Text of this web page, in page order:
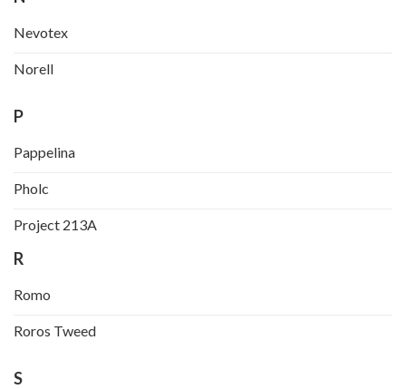
Nevotex
Norell
P
Pappelina
Pholc
Project 213A
R
Romo
Roros Tweed
S